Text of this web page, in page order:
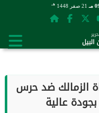
21 صفر 1448 هـ
البيل
الزمالك ضد حرس
عالية